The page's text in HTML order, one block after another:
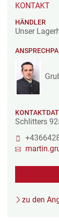
KONTAKT
HÄNDLER
Unser
Schlitters
zu den